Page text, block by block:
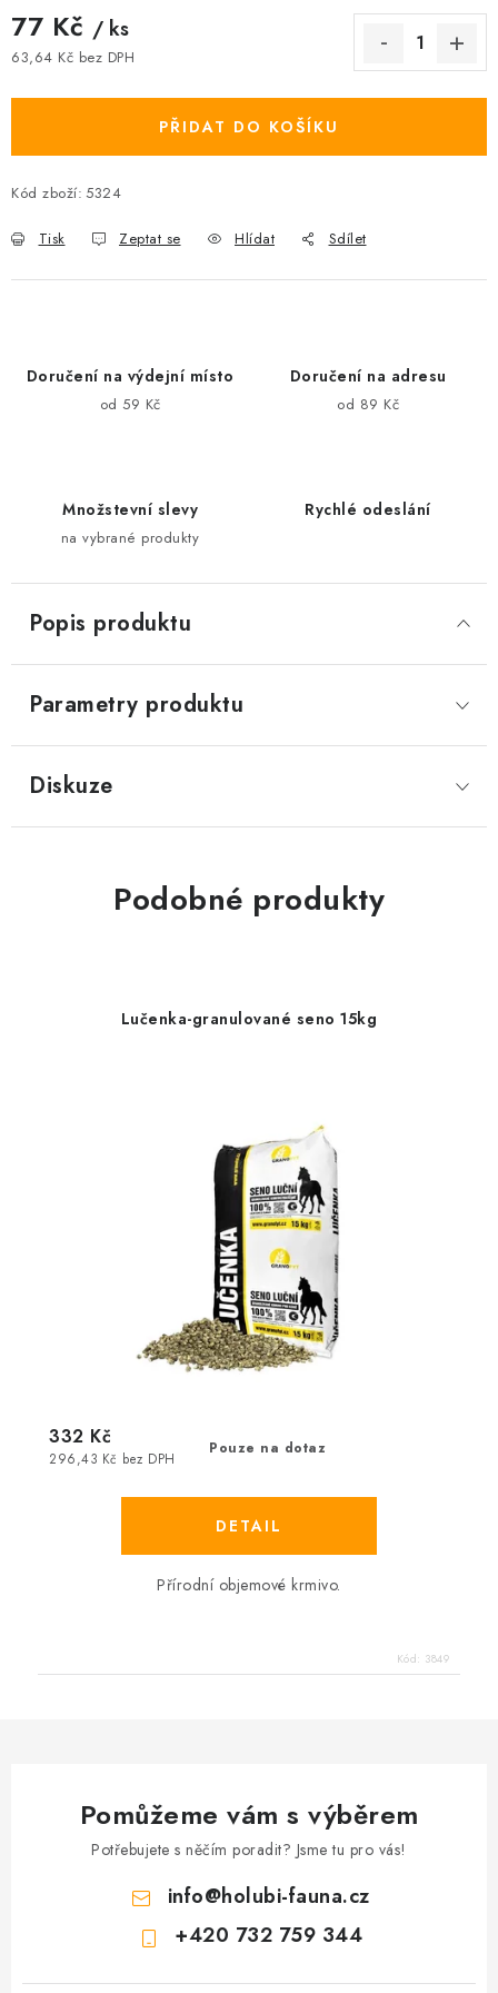
77 Kč / ks
63,64 Kč bez DPH
PŘIDAT DO KOŠÍKU
Kód zboží: 5324
Tisk Zeptat se Hlídat Sdílet
Doručení na výdejní místo
od 59 Kč
Doručení na adresu
od 89 Kč
Množstevní slevy
na vybrané produkty
Rychlé odeslání
Popis produktu
Parametry produktu
Diskuze
Podobné produkty
Lučenka-granulované seno 15kg
Pouze na dotaz
296,43 Kč bez DPH
332 Kč
Přírodní objemové krmivo.
Kód: 3849
Pomůžeme vám s výběrem
Potřebujete s něčím poradit? Jsme tu pro vás!
info@holubi-fauna.cz
+420 732 759 344